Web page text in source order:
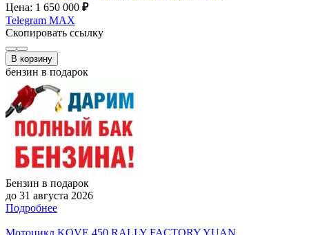
Цена: 1 650 000 ₽
Telegram MAX
Скопировать ссылку
В корзину
бензин в подарок
Бензин в подарок
до 31 августа 2026
Подробнее
Мотоцикл KOVE 450 RALLY FACTORY YUAN